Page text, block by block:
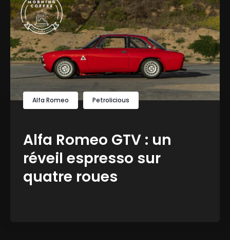
Alfa Romeo Petrolicious
Alfa Romeo GTV : un
réveil espresso sur
quatre roues